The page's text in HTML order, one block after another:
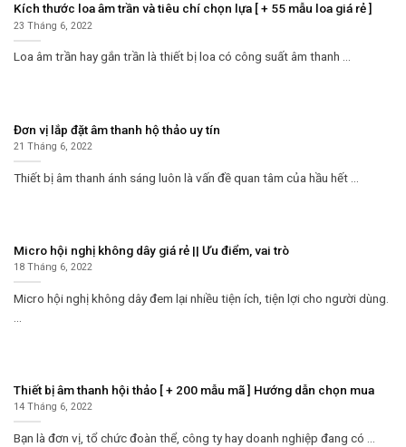
Kích thước loa âm trần và tiêu chí chọn lựa [ + 55 mẫu loa giá rẻ ]
23 Tháng 6, 2022
Loa âm trần hay gắn trần là thiết bị loa có công suất âm thanh ...
Đơn vị lắp đặt âm thanh hộ thảo uy tín
21 Tháng 6, 2022
Thiết bị âm thanh ánh sáng luôn là vấn đề quan tâm của hầu hết ...
Micro hội nghị không dây giá rẻ || Ưu điểm, vai trò
18 Tháng 6, 2022
Micro hội nghị không dây đem lại nhiều tiện ích, tiện lợi cho người dùng.
Thiết bị âm thanh hội thảo [ + 200 mẫu mã ] Hướng dẫn chọn mua
14 Tháng 6, 2022
Bạn là đơn vị, tổ chức đoàn thể, công ty hay doanh nghiệp đang có ...